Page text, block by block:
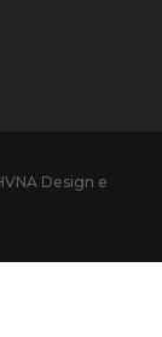
Design e